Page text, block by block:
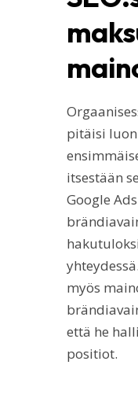
pitäisi
itsestään
Google
myös
että he
positiot.